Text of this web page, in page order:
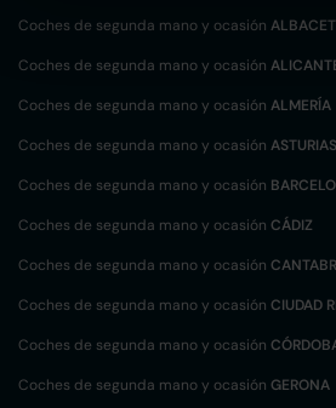
Coches de segunda mano y ocasión
Coches de segunda mano y ocasión
Coches de segunda mano y ocasión ALMERÍA
Coches de segunda mano y ocasión ASTURIAS
Coches de segunda mano y ocasión
Coches de segunda mano y ocasión CÁDIZ
Coches de segunda mano y ocasión
Coches de segunda mano y ocasión CIUDAD
Coches de segunda mano y ocasión
Coches de segunda mano y ocasión GERONA